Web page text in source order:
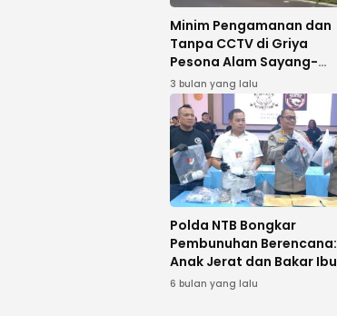
Minim Pengamanan dan
Tanpa CCTV di Griya
Pesona Alam Sayang-
Sayang, Warga Desak
Evaluasi Pengembang
Perumahan
3 bulan yang lalu
Polda NTB Bongkar
Pembunuhan Berencana:
Anak Jerat dan Bakar Ibu
Kandung Demi Hilangkan
6 bulan yang lalu